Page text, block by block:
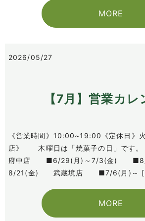
MORE
2026/05/27
【7月】営業カレ
《営業時間》10:00~19:00《定休日》
店》 木曜日は「焼菓子の日」です
府中店 ■6/29(月)～7/3(金) ■8/
8/21(金) 武蔵境店 ■7/6(月)～
MORE